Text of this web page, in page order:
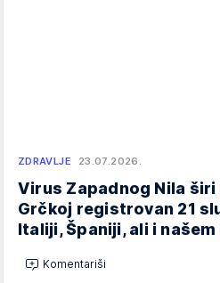
ZDRAVLJE 23.07.2026.
Virus Zapadnog Nila širi
Grčkoj registrovan 21
Italiji, Španiji, ali i
Komentariši